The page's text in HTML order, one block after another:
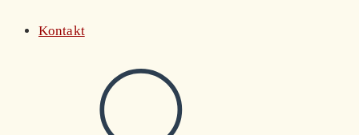
Kontakt